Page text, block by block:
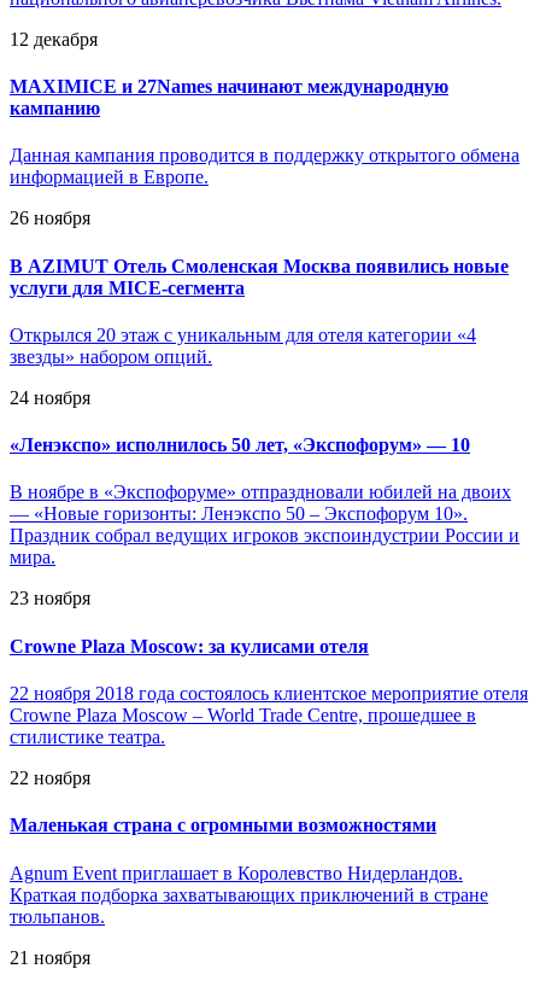
12 декабря
MAXIMICE и 27Names начинают международную
кампанию
Данная кампания проводится в поддержку открытого обмена
информацией в Европе.
26 ноября
В AZIMUT Отель Смоленская Москва появились новые
услуги для MICE-сегмента
Открылся 20 этаж с уникальным для отеля категории «4
звезды» набором опций.
24 ноября
«Ленэкспо» исполнилось 50 лет, «Экспофорум» — 10
В ноябре в «Экспофоруме» отпраздновали юбилей на двоих
— «Новые горизонты: Ленэкспо 50 – Экспофорум 10».
Праздник собрал ведущих игроков экспоиндустрии России и
мира.
23 ноября
Crowne Plaza Moscow: за кулисами отеля
22 ноября 2018 года состоялось клиентское мероприятие отеля
Crowne Plaza Moscow – World Trade Centre, прошедшее в
стилистике театра.
22 ноября
Маленькая страна с огромными возможностями
Agnum Event приглашает в Королевство Нидерландов.
Краткая подборка захватывающих приключений в стране
тюльпанов.
21 ноября